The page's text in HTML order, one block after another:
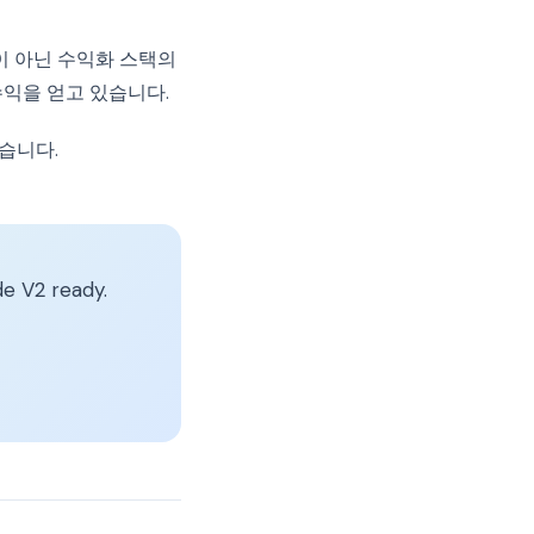
아닌 수익화 스택의
을 얻고 있습니다.
니다.
V2 ready.